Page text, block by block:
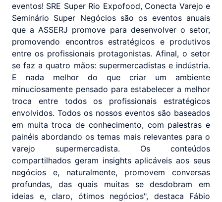
eventos! SRE Super Rio Expofood, Conecta Varejo e
Seminário Super Negócios são os eventos anuais
que a ASSERJ promove para desenvolver o setor,
promovendo encontros estratégicos e produtivos
entre os profissionais protagonistas. Afinal, o setor
se faz a quatro mãos: supermercadistas e indústria.
E nada melhor do que criar um ambiente
minuciosamente pensado para estabelecer a melhor
troca entre todos os profissionais estratégicos
envolvidos. Todos os nossos eventos são baseados
em muita troca de conhecimento, com palestras e
painéis abordando os temas mais relevantes para o
varejo supermercadista. Os conteúdos
compartilhados geram insights aplicáveis aos seus
negócios e, naturalmente, promovem conversas
profundas, das quais muitas se desdobram em
ideias e, claro, ótimos negócios", destaca Fábio